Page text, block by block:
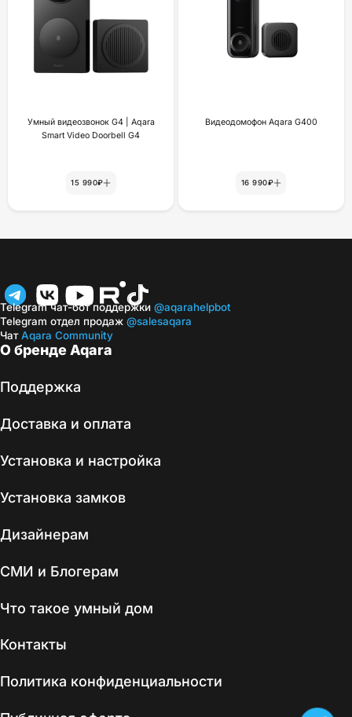
Умный видеозвонок G4 | Aqara
Smart Video Doorbell G4
15 990₽
Видеодомофон Aqara G400
16 990₽
О бренде Aqara
Поддержка
Доставка и оплата
Установка и настройка
Установка замков
Дизайнерам
СМИ и Блогерам
Что такое умный дом
Контакты
Политика конфиденциальности
Telegram чат-бот поддержки @aqarahelpbot
Telegram отдел продаж @salesaqara
ЧатAqara Community